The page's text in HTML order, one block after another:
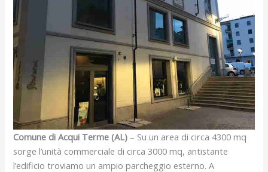
Comune di Acqui Terme (AL) – Su un area di circa 4300 mq
sorge l’unità commerciale di circa 3000 mq, antistante
l’edificio troviamo un ampio parcheggio esterno. A